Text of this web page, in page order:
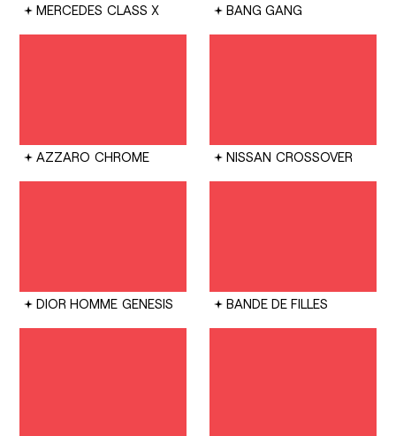
MERCEDES CLASS X BANG GANG
AZZARO CHROME NISSAN CROSSOVER
DIOR HOMME GENESIS BANDE DE FILLES